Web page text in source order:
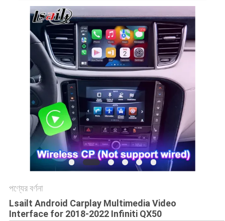
SITEMAP
PRIVACY
POLICY
পণ্যের বর্ণনা
Lsailt Android Carplay Multimedia Video
Interface for 2018-2022 Infiniti QX50